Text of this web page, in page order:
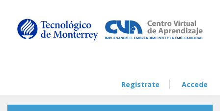
Regístrate Accede